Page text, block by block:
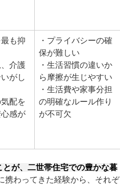
最も抑
、介護
がし
気配を
感が
・プライバシーの確
保が難しい
・生活習慣の違いか
ら摩擦が生じやすい
・生活費や家事分担
の明確なルール作り
が不可欠
が、二世帯住宅での豊かな暮
携わってきた経験から、それぞ